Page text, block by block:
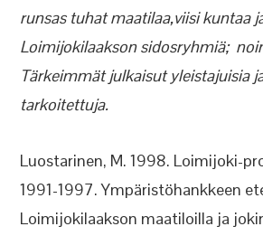
runsas tuhat maatilaa,viisi kuntaa
Loimijokilaakson sidosryhmiä;
Tärkeimmät julkaisut yleistajuisia
tarkoitettuja.
Luostarinen, M. 1998. Loimijoki-
1991-1997. Ympäristöhankkeen
Loimijokilaakson maatiloilla ja